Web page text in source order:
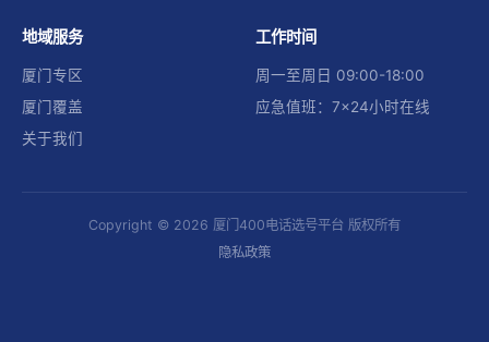
地域服务
厦门专区
厦门覆盖
关于我们
工作时间
周一至周日 09:00-18:00
应急值班：7×24小时在线
Copyright © 2026 厦门400电话选号平台 版权所有
隐私政策